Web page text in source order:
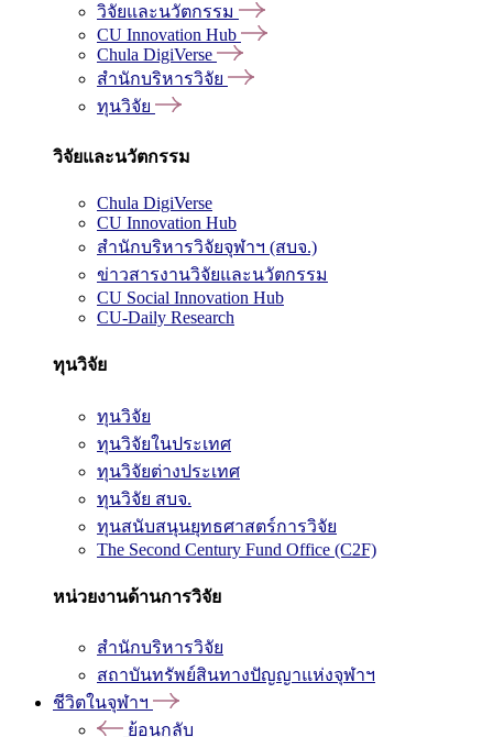
วิจัยและนวัตกรรม
CU Innovation Hub
Chula DigiVerse
สำนักบริหารวิจัย
ทุนวิจัย
วิจัยและนวัตกรรม
Chula DigiVerse
CU Innovation Hub
สำนักบริหารวิจัยจุฬาฯ (สบจ.)
ข่าวสารงานวิจัยและนวัตกรรม
CU Social Innovation Hub
CU-Daily Research
ทุนวิจัย
ทุนวิจัย
ทุนวิจัยในประเทศ
ทุนวิจัยต่างประเทศ
ทุนวิจัย สบจ.
ทุนสนับสนุนยุทธศาสตร์การวิจัย
The Second Century Fund Office (C2F)
หน่วยงานด้านการวิจัย
สำนักบริหารวิจัย
สถาบันทรัพย์สินทางปัญญาแห่งจุฬาฯ
ชีวิตในจุฬาฯ
ย้อนกลับ